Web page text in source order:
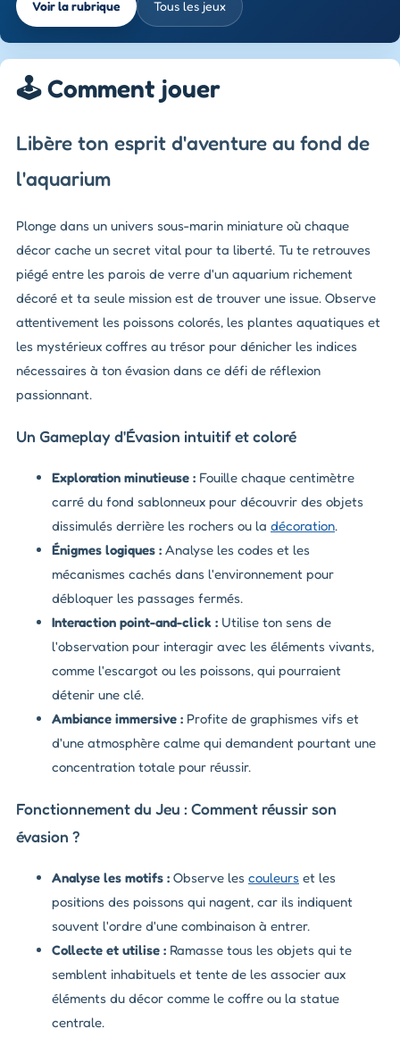
Voir la rubrique Tous les jeux
🕹️ Comment jouer
Libère ton esprit d'aventure au fond de
l'aquarium
Plonge dans un univers sous-marin miniature où chaque
décor cache un secret vital pour ta liberté. Tu te retrouves
piégé entre les parois de verre d'un aquarium richement
décoré et ta seule mission est de trouver une issue. Observe
attentivement les poissons colorés, les plantes aquatiques et
les mystérieux coffres au trésor pour dénicher les indices
nécessaires à ton évasion dans ce défi de réflexion
passionnant.
Un Gameplay d'Évasion intuitif et coloré
Exploration minutieuse : Fouille chaque centimètre
carré du fond sablonneux pour découvrir des objets
dissimulés derrière les rochers ou la décoration.
Énigmes logiques : Analyse les codes et les
mécanismes cachés dans l'environnement pour
débloquer les passages fermés.
Interaction point-and-click : Utilise ton sens de
l'observation pour interagir avec les éléments vivants,
comme l'escargot ou les poissons, qui pourraient
détenir une clé.
Ambiance immersive : Profite de graphismes vifs et
d'une atmosphère calme qui demandent pourtant une
concentration totale pour réussir.
Fonctionnement du Jeu : Comment réussir son
évasion ?
Analyse les motifs : Observe les couleurs et les
positions des poissons qui nagent, car ils indiquent
souvent l'ordre d'une combinaison à entrer.
Collecte et utilise : Ramasse tous les objets qui te
semblent inhabituels et tente de les associer aux
éléments du décor comme le coffre ou la statue
centrale.